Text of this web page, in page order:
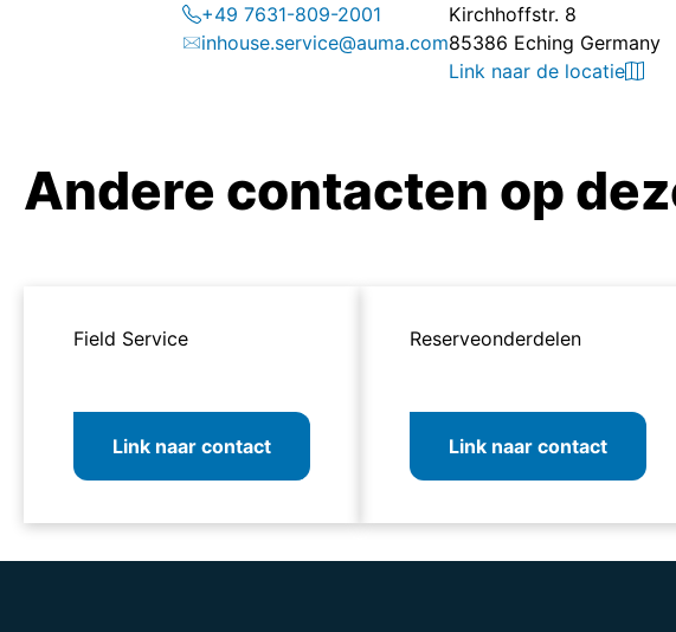
+49 7631-809-2001
inhouse.service@auma.com
Kirchhoffstr. 8
85386 Eching Germany
Link naar de locatie
Andere contacten op
Field Service
Link naar contact
Reserveonderdelen
Link naar contact